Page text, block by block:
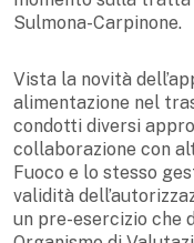
Sulmona-Carpinone.
Vista la novità
alimentazione nel
condotti diversi
collaborazione con
Fuoco e lo stesso
validità
un pre-esercizio che